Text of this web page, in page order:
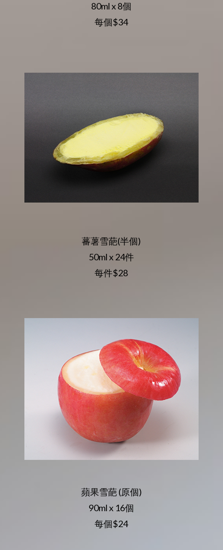
80ml x 8個
每個$34
蕃薯雪葩(半個)
50ml x 24件
每件$28
蘋果雪葩 (原個)
90ml x 16個
每個$24